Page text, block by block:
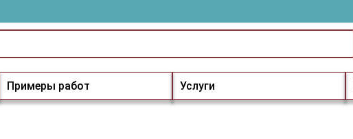
Примеры работ Услуги